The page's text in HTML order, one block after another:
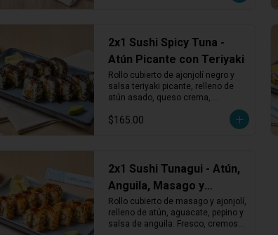
2x1 Sushi Spicy Tuna -
Atún Picante con Teriyaki
Rollo cubierto de ajonjolí negro y
salsa teriyaki picante, relleno de
atún asado, queso crema,
toreados. Intenso, cremoso y con
$165.00
2x1 Sushi Tunagui - Atún,
Anguila, Masago y
Aguacate
Rollo cubierto de masago y ajonjolí,
relleno de atún, aguacate, pepino y
salsa de anguila. Fresco, cremoso